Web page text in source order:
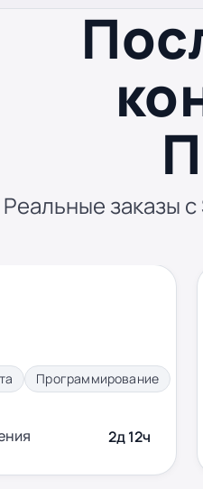
Реальные заказы
Программирование
2д 12ч